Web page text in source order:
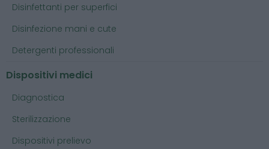
Disinfettanti per superfici
Disinfezione mani e cute
Detergenti professionali
Dispositivi medici
Diagnostica
Sterilizzazione
Dispositivi prelievo